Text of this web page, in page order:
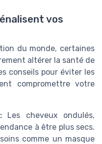
vos
du monde, certaines
altérer la santé de
conseils pour éviter les
compromettre votre
Les cheveux ondulés,
à être plus secs.
comme un masque